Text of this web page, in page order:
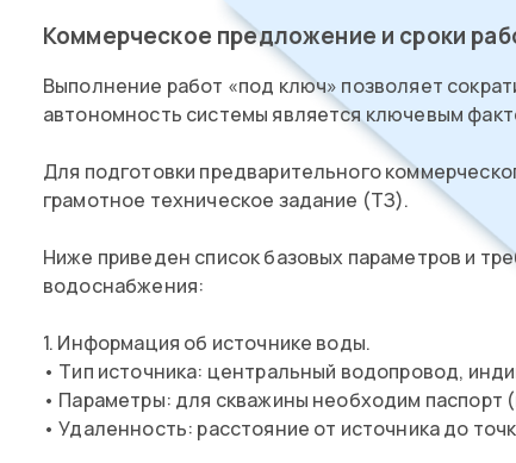
Коммерческое предложение и сроки
Выполнение работ «под ключ» позволяет
автономность системы является ключевым
Для подготовки предварительного
грамотное техническое задание (ТЗ).
Ниже приведен список базовых параметров и
водоснабжения:
1. Информация об источнике воды.
• Тип источника: центральный водопровод,
• Параметры: для скважины необходим
• Удаленность: расстояние от источника до